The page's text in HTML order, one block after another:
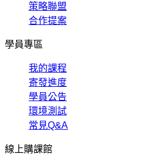
策略聯盟
合作提案
學員專區
我的課程
寄發進度
學員公告
環境測試
常見Q&A
線上購課館